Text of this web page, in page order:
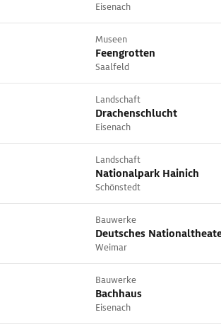
Eisenach
Museen
Feengrotten
Saalfeld
Landschaft
Drachenschlucht
Eisenach
Landschaft
Nationalpark Hainich
Schönstedt
Bauwerke
Deutsches
Weimar
Bauwerke
Bachhaus
Eisenach